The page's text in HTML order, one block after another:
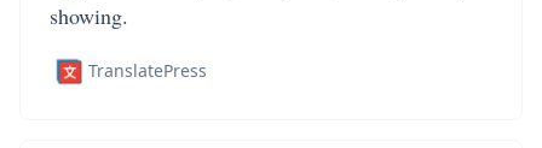
showing.
TranslatePress